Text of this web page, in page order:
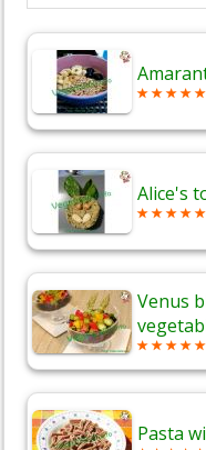
Alice's
Venus
Pasta